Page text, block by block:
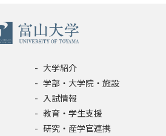
大学紹介
学部・大学院・施設
入試情報
教育・学生支援
研究・産学官連携